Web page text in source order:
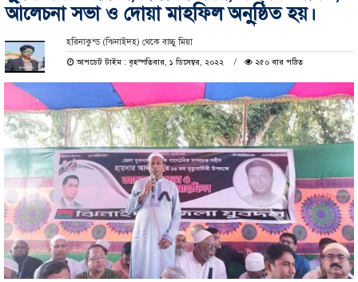
আলেচনা সভা ও দোয়া মাহফিল অনু্ষ্ঠিত হয়।
হরিনাকুন্ড (ঝিনাইদহ) থেকে বাচ্চু মিয়া
আপডেট টাইম : বৃহস্পতিবার, ১ ডিসেম্বর, ২০২২
২৫০ বার পঠিত